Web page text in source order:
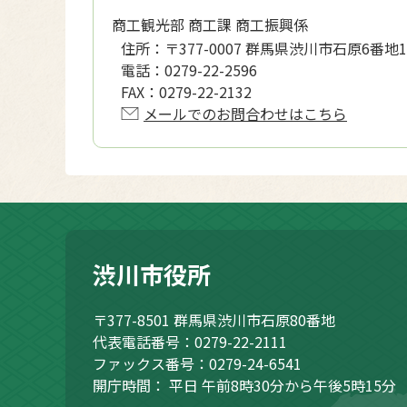
商工観光部 商工課 商工振興係
住所： 〒377-0007 群馬県渋川市石原6番地1
電話： 0279-22-2596
FAX： 0279-22-2132
メールでのお問合わせはこちら
渋川市役所
〒377-8501 群馬県渋川市石原80番地
代表電話番号：0279-22-2111
ファックス番号：0279-24-6541
開庁時間： 平日 午前8時30分から午後5時15分